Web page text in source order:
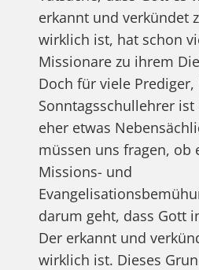
erkannt und verkündet
wirklich ist, hat schon
Missionare zu ihrem
Doch für viele
Sonntagsschullehrer ist
eher etwas
müssen uns fragen, ob
Missions- und
darum geht, dass Gott
Der erkannt und
wirklich ist. Dieses